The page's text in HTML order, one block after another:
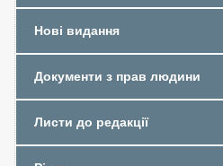
Нові видання
Документи з прав людини
Листи до редакції